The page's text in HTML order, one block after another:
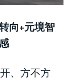
向+元境智
、方不方